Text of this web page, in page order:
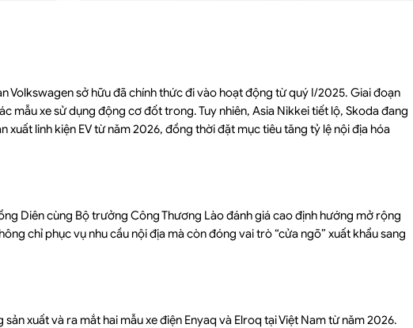
Volkswagen sở hữu đã chính thức đi vào hoạt động từ quý I/2025. Giai đoạn
mẫu xe sử dụng động cơ đốt trong. Tuy nhiên, Asia Nikkei tiết lộ, Skoda đang
xuất linh kiện EV từ năm 2026, đồng thời đặt mục tiêu tăng tỷ lệ nội địa hóa
Diên cùng Bộ trưởng Công Thương Lào đánh giá cao định hướng mở rộng
chỉ phục vụ nhu cầu nội địa mà còn đóng vai trò “cửa ngõ” xuất khẩu sang
xuất và ra mắt hai mẫu xe điện Enyaq và Elroq tại Việt Nam từ năm 2026.